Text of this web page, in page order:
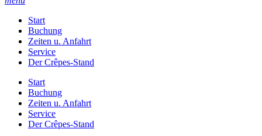
Start
Buchung
Zeiten u. Anfahrt
Service
Der Crêpes-Stand
Start
Buchung
Zeiten u. Anfahrt
Service
Der Crêpes-Stand